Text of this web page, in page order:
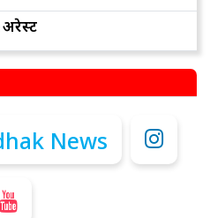
अरेस्ट